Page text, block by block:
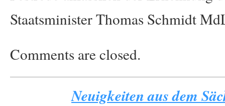
Staatsminister Thomas Schmidt
Comments are closed.
Neuigkeiten aus dem